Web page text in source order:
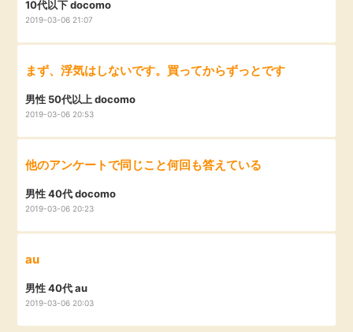
10代以下 docomo
2019-03-06 21:07
まず、浮気はしないです。買ってからずっとです
男性 50代以上 docomo
2019-03-06 20:53
他のアンケートで同じこと何回も答えている
男性 40代 docomo
2019-03-06 20:23
au
男性 40代 au
2019-03-06 20:03